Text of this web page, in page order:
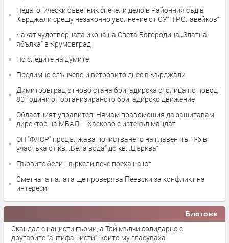
Педагогически съветник спечели дело в Районния съд в
Кърджали срещу незаконно уволнение от СУ“П.Р.Славейков“
Чакат чудотворната икона на Света Богородица „Златна
ябълка“ в Крумовград
По следите на думите
Предимно слънчево и ветровито днес в Кърджали
Димитровград отново стана бригадирска столица по повод
80 години от организираното бригадирско движение
Областният управител: Нямам правомощия да защитавам
директор на МБАЛ – Хасково с изтекъл мандат
ОП "ФЛОР" продължава почистването на главен път I-6 в
участъка от кв. „Бела вода“ до кв. „Църква“
Първите бели щъркели вече поеха на юг
Сметната палата ще провeрява Пеевски за конфликт на
интереси
Блогове
Скандал с нацисти гърми, а Той мълчи солидарно с
другарите “антифашисти”, които му гласуваха